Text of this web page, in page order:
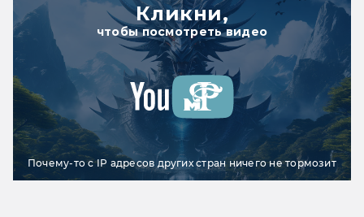
Кликни,
чтобы посмотреть видео
Почему-то с IP адресов других стран ничего не тормозит